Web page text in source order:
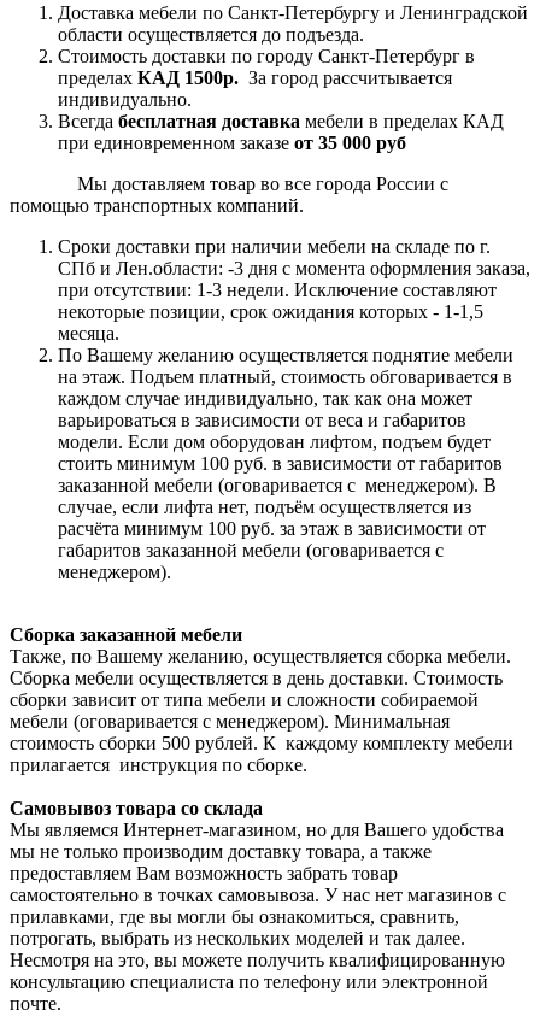
Доставка мебели по Санкт-Петербургу и Ленинградской
области осуществляется до подъезда.
Стоимость доставки по городу Санкт-Петербург в
пределах КАД 1500р. За город рассчитывается
индивидуально.
Всегда бесплатная доставка мебели в пределах КАД
при единовременном заказе от 35 000 руб
Мы доставляем товар во все города России с
помощью транспортных компаний.
Сроки доставки при наличии мебели на складе по г.
СПб и Лен.области: -3 дня с момента оформления заказа,
при отсутствии: 1-3 недели. Исключение составляют
некоторые позиции, срок ожидания которых - 1-1,5
месяца.
По Вашему желанию осуществляется поднятие мебели
на этаж. Подъем платный, стоимость обговаривается в
каждом случае индивидуально, так как она может
варьироваться в зависимости от веса и габаритов
модели. Если дом оборудован лифтом, подъем будет
стоить минимум 100 руб. в зависимости от габаритов
заказанной мебели (оговаривается с менеджером). В
случае, если лифта нет, подъём осуществляется из
расчёта минимум 100 руб. за этаж в зависимости от
габаритов заказанной мебели (оговаривается с
менеджером).
Сборка заказанной мебели
Также, по Вашему желанию, осуществляется сборка мебели.
Сборка мебели осуществляется в день доставки. Стоимость
сборки зависит от типа мебели и сложности собираемой
мебели (оговаривается с менеджером). Минимальная
стоимость сборки 500 рублей. К каждому комплекту мебели
прилагается инструкция по сборке.
Самовывоз товара со склада
Мы являемся Интернет-магазином, но для Вашего удобства
мы не только производим доставку товара, а также
предоставляем Вам возможность забрать товар
самостоятельно в точках самовывоза. У нас нет магазинов с
прилавками, где вы могли бы ознакомиться, сравнить,
потрогать, выбрать из нескольких моделей и так далее.
Несмотря на это, вы можете получить квалифицированную
консультацию специалиста по телефону или электронной
почте.